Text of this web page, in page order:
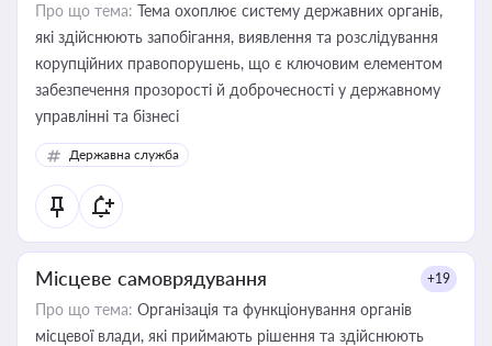
Про що тема: Тема охоплює систему державних органів,
які здійснюють запобігання, виявлення та розслідування
корупційних правопорушень, що є ключовим елементом
забезпечення прозорості й доброчесності у державному
управлінні та бізнесі
Державна служба
Місцеве самоврядування +19
Про що тема: Організація та функціонування органів
місцевої влади, які приймають рішення та здійснюють